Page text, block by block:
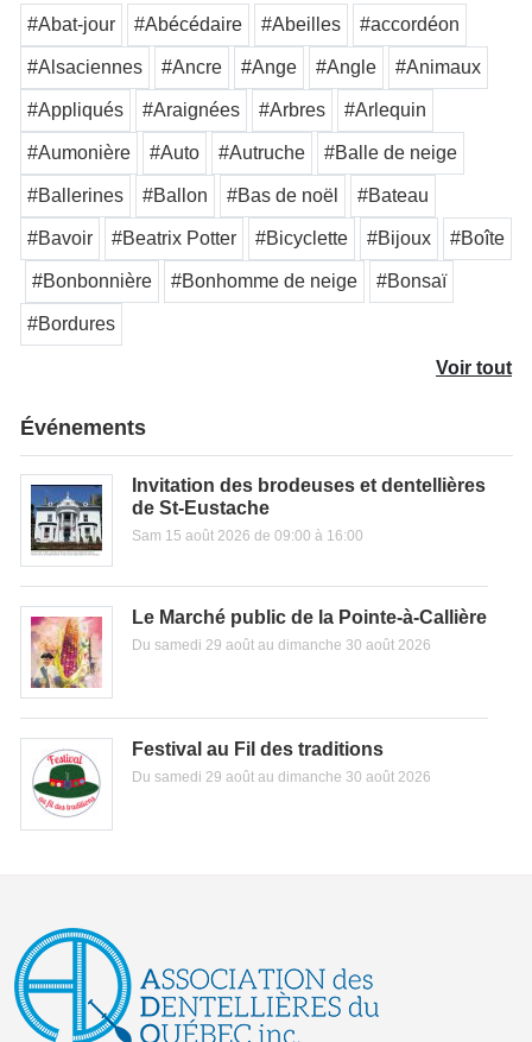
#Abat-jour #Abécédaire #Abeilles #accordéon
#Alsaciennes #Ancre #Ange #Angle #Animaux
#Appliqués #Araignées #Arbres #Arlequin
#Aumonière #Auto #Autruche #Balle de neige
#Ballerines #Ballon #Bas de noël #Bateau
#Bavoir #Beatrix Potter #Bicyclette #Bijoux #Boîte
#Bonbonnière #Bonhomme de neige #Bonsaï
#Bordures
Voir tout
Événements
Invitation des brodeuses et dentellières
de St-Eustache
Sam 15 août 2026 de 09:00 à 16:00
Le Marché public de la Pointe-à-Callière
Du samedi 29 août au dimanche 30 août 2026
Festival au Fil des traditions
Du samedi 29 août au dimanche 30 août 2026